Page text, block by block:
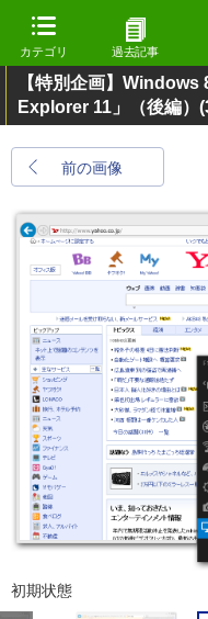
カテゴリ 過去記事
【特別企画】
Explorer 11」（後編）
前の画像
初期状態